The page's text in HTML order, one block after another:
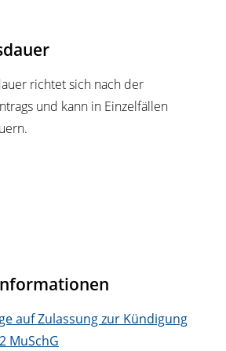
richtet sich nach der
und kann in Einzelfällen
auf Zulassung zur Kündigung
MuSchG